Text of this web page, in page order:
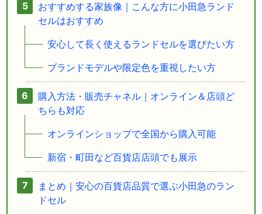
おすすめする家族像｜こんな方に小田急ランド
セルはおすすめ
安心して長く使えるランドセルを選びたい方
ブランドモデルや限定色を重視したい方
購入方法・販売チャネル｜オンライン＆店頭ど
ちらも対応
オンラインショップで全国から購入可能
新宿・町田など百貨店店頭でも展示
まとめ｜安心の百貨店品質で選ぶ小田急のラン
ドセル